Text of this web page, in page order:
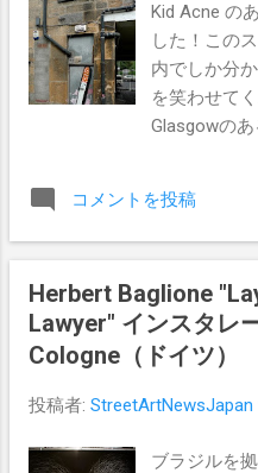
をクリック
Facebookペ
残す、以上
抽選は１０
の締め切り
Kid Acne の
した！この
内でしか分
を笑わせて
Glasgowのあ
コメントを投稿
Herbert Baglione
Lawyer" インスタレ
Cologne（ドイツ）
投稿者: StreetArtNewsJapan
ブラジルを